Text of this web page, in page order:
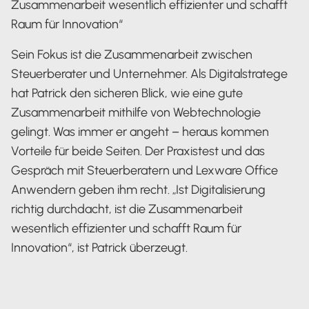
Zusammenarbeit wesentlich effizienter und schafft
Raum für Innovation“
Sein Fokus ist die Zusammenarbeit zwischen
Steuerberater und Unternehmer. Als Digitalstratege
hat Patrick den sicheren Blick, wie eine gute
Zusammenarbeit mithilfe von Webtechnologie
gelingt. Was immer er angeht – heraus kommen
Vorteile für beide Seiten. Der Praxistest und das
Gespräch mit Steuerberatern und Lexware Office
Anwendern geben ihm recht. „Ist Digitalisierung
richtig durchdacht, ist die Zusammenarbeit
wesentlich effizienter und schafft Raum für
Innovation“, ist Patrick überzeugt.